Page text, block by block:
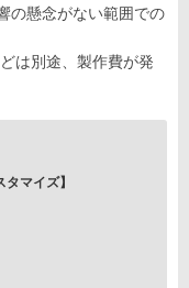
の懸念がない範囲での
は別途、製作費が発
マイズ】